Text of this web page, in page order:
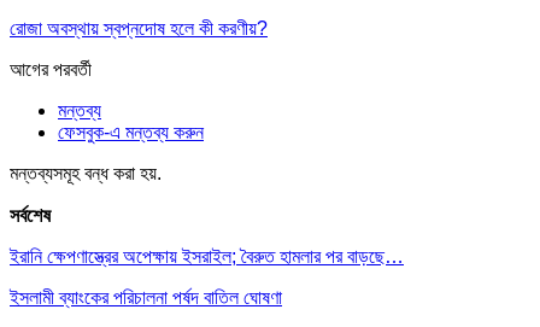
রোজা অবস্থায় স্বপ্নদোষ হলে কী করণীয়?
আগেরপরবর্তী
মন্তব্য
ফেসবুক-এ মন্তব্য করুন
মন্তব্যসমূহ বন্ধ করা হয়.
সর্বশেষ
ইরানি ক্ষেপণাস্ত্রের অপেক্ষায় ইসরাইল; বৈরুত হামলার পর বাড়ছে…
ইসলামী ব্যাংকের পরিচালনা পর্ষদ বাতিল ঘোষণা